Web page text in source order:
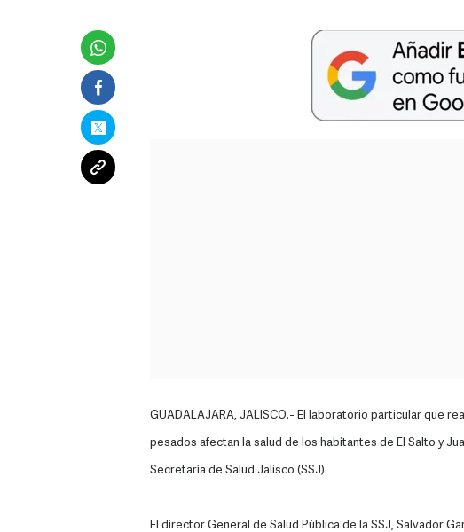
GUADALAJARA, JALISCO.- El laboratorio particular que
pesados afectan la salud de los habitantes de El Salto y
Secretaría de Salud Jalisco (SSJ).
El director General de Salud Pública de la SSJ, Salvador